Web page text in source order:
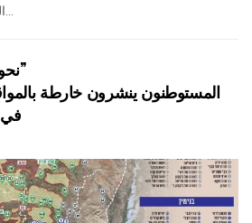
الفلسطينيين والأرض ومصدر...
“نحو أرض إسرائيل كاملة”
المستوطنون ينشرون خارطة
في